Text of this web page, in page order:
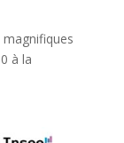
à la